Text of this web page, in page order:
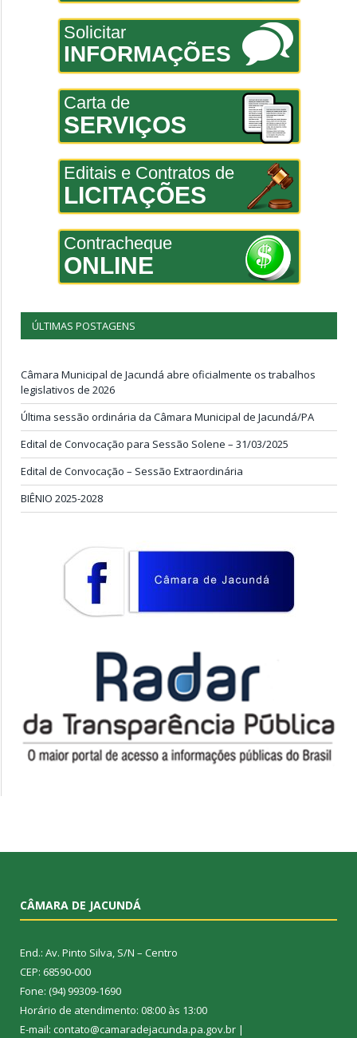
Solicitar
INFORMAÇÕES
Carta de
SERVIÇOS
Editais e Contratos de
LICITAÇÕES
Contracheque
ONLINE
ÚLTIMAS POSTAGENS
Câmara Municipal de Jacundá abre oficialmente os trabalhos
legislativos de 2026
Última sessão ordinária da Câmara Municipal de Jacundá/PA
Edital de Convocação para Sessão Solene – 31/03/2025
Edital de Convocação – Sessão Extraordinária
BIÊNIO 2025-2028
CÂMARA DE JACUNDÁ
End.: Av. Pinto Silva, S/N – Centro
CEP: 68590-000
Fone: (94) 99309-1690
Horário de atendimento: 08:00 às 13:00
E-mail: contato@camaradejacunda.pa.gov.br |